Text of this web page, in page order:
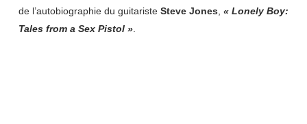
de l’autobiographie du guitariste Steve Jones « Lonely Boy:
Tales from a Sex Pistol ».